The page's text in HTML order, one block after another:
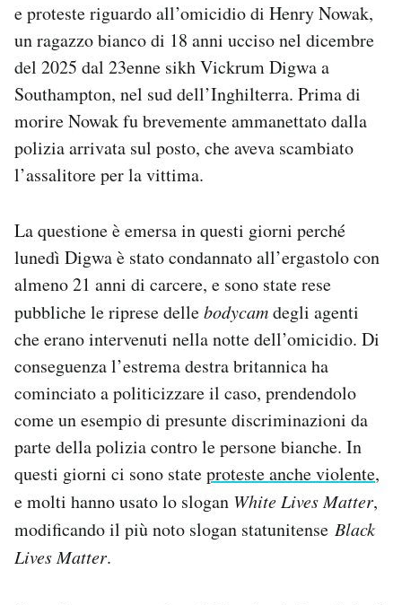
Newsletter
Notifiche mobile
Regala il Post
Hai bisogno di aiuto?
Esci
e proteste riguardo all’omicidio di Henry Nowak,
un ragazzo bianco di 18 anni ucciso nel dicembre
del 2025 dal 23enne sikh Vickrum Digwa a
Southampton, nel sud dell’Inghilterra. Prima di
morire Nowak fu brevemente ammanettato dalla
polizia arrivata sul posto, che aveva scambiato
l’assalitore per la vittima.
La questione è emersa in questi giorni perché
lunedì Digwa è stato condannato all’ergastolo con
almeno 21 anni di carcere, e sono state rese
pubbliche le riprese dellebodycamdegli agenti
che erano intervenuti nella notte dell’omicidio. Di
conseguenza l’estrema destra britannica ha
cominciato a politicizzare il caso, prendendolo
come un esempio di presunte discriminazioni da
parte della polizia contro le persone bianche. In
questi giorni ci sono stateproteste anche violente,
e molti hanno usato lo slogan White Lives Matter,
modificando il più noto slogan statunitense Black
Lives Matter.